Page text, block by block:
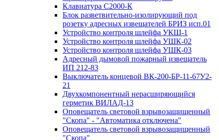
Клавиатура С2000-К
Блок разветвительно-изолирующий под
розетку адресных извещателей БРИЗ исп.01
Устройство контроля шлейфа УКШ-1
Устройство контроля шлейфа УШК-02
Устройство контроля шлейфа УШК-03
Адресный дымовой пожарный извещатель
ИП 212-83
Выключатель концевой ВК-200-БР-11-67У2-
21
Двухкомпонентный нерасширяющийся
герметик ВИЛАД-13
Оповещатель световой взрывозащищенный
"Скопа" - "Автоматика отключена"
Оповещатель световой взрывозащищенный
"Скопа"